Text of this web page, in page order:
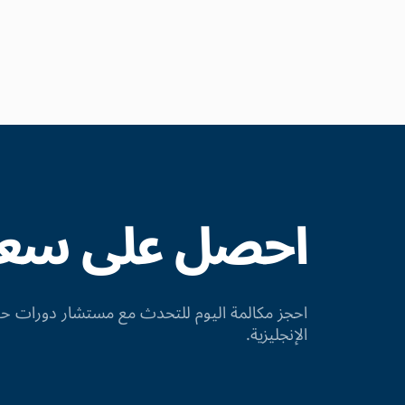
احصل على
احجز مكالمة اليوم للتحدث مع مستشار
الإنجليزية.